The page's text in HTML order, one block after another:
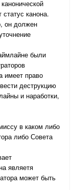
канона.
он должен
были
имеет право
деструкцию
и наработки,
в каком либо
либо Совета
являетя
может быть